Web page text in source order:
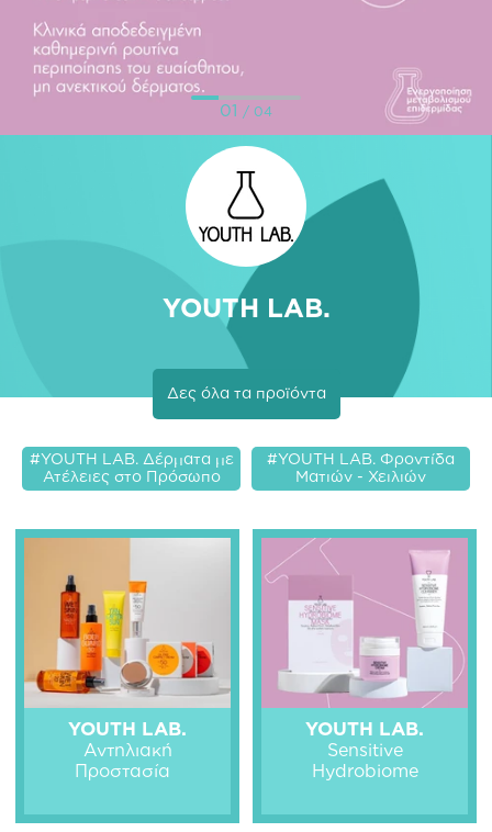
01 / 04
YOUTH LAB.
Δες όλα τα προϊόντα
#YOUTH LAB. Δέρματα με
Ατέλειες στο Πρόσωπο
#YOUTH LAB. Φροντίδα
Ματιών - Χειλιών
YOUTH LAB.
Αντηλιακή
YOUTH LAB.
Sensitive
Hydrobiome